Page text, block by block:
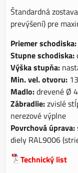
Štandardná
prevýšení) pre
Priemer schodiska:
Stupne schodiska:
Výška stupňa:
Min. vel. otvoru:
Madlo:drevené Ø
Zábradlie:zvislé
nerezové výplne
Povrchová úprava:
diely RAL9006
Technický list